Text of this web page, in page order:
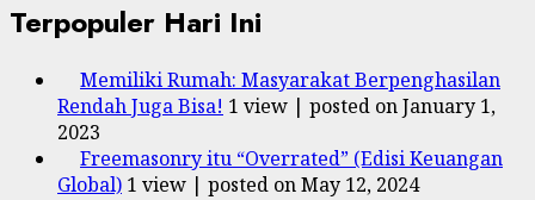
Terpopuler Hari Ini
Memiliki Rumah: Masyarakat Berpenghasilan
Rendah Juga Bisa! 1 view | posted on January 1,
2023
Freemasonry itu “Overrated” (Edisi Keuangan
Global) 1 view | posted on May 12, 2024